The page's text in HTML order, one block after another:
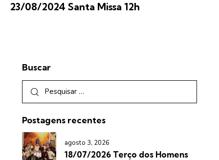
23/08/2024 Santa Missa 12h
Buscar
Postagens recentes
agosto 3, 2026
18/07/2026 Terço dos Homens